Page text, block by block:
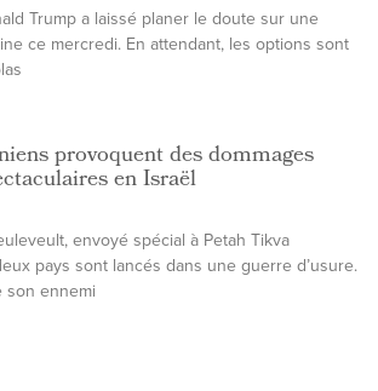
Trump a laissé planer le doute sur une
ce mercredi. En attendant, les options sont
provoquent des dommages
en Israël
envoyé spécial à Petah Tikva
pays sont lancés dans une guerre d’usure.
son ennemi